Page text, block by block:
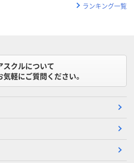
ランキング一覧
スクルについて
気軽にご質問ください。